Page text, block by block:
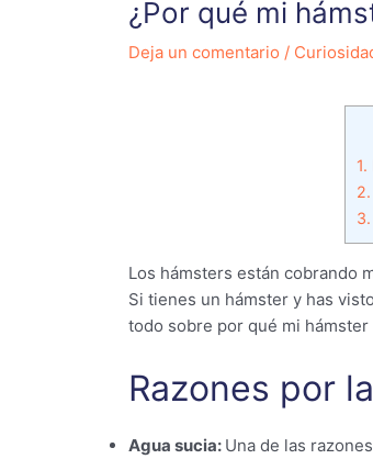
¿Por qué mi
Deja un comentario /
1.
2.
3.
Los hámsters están cobrando
Si tienes un hámster y has
todo sobre por qué mi
Razones por
Agua sucia: Una de las